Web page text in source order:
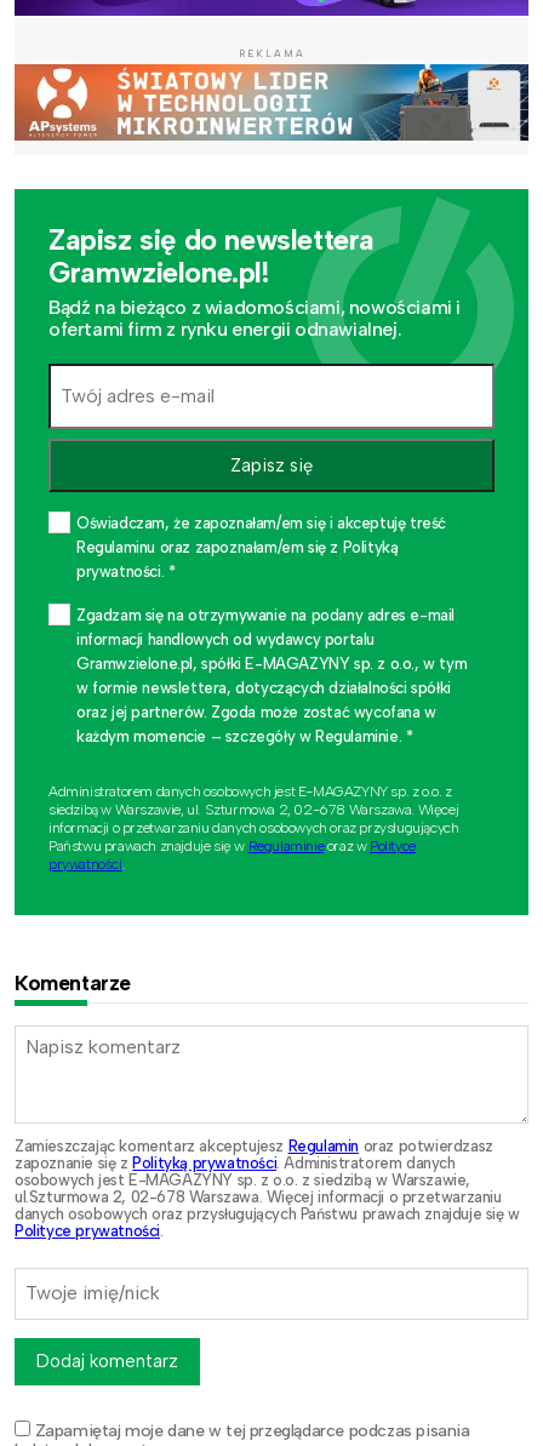
REKLAMA
Zapisz się do newslettera
Gramwzielone.pl!
Bądź na bieżąco z wiadomościami, nowościami i
ofertami firm z rynku energii odnawialnej.
Zapisz się
Oświadczam, że zapoznałam/em się i akceptuję treść
Regulaminu oraz zapoznałam/em się z Polityką
prywatności. *
Zgadzam się na otrzymywanie na podany adres e-mail
informacji handlowych od wydawcy portalu
Gramwzielone.pl, spółki E-MAGAZYNY sp. z o.o., w tym
w formie newslettera, dotyczących działalności spółki
oraz jej partnerów. Zgoda może zostać wycofana w
każdym momencie – szczegóły w Regulaminie. *
Administratorem danych osobowych jest E-MAGAZYNY sp. z o.o. z
siedzibą w Warszawie, ul. Szturmowa 2, 02-678 Warszawa. Więcej
informacji o przetwarzaniu danych osobowych oraz przysługujących
Państwu prawach znajduje się w Regulaminieoraz w Polityce
prywatności.
Komentarze
Zamieszczając komentarz akceptujesz Regulamin oraz potwierdzasz
zapoznanie się zPolityką prywatności . Administratorem danych
osobowych jest E-MAGAZYNY sp. z o.o. z siedzibą w Warszawie,
ul.Szturmowa 2, 02-678 Warszawa. Więcej informacji o przetwarzaniu
danych osobowych oraz przysługujących Państwu prawach znajduje się w
Polityce prywatności
Zapamiętaj moje dane w tej przeglądarce podczas pisania
Dodaj komentarz